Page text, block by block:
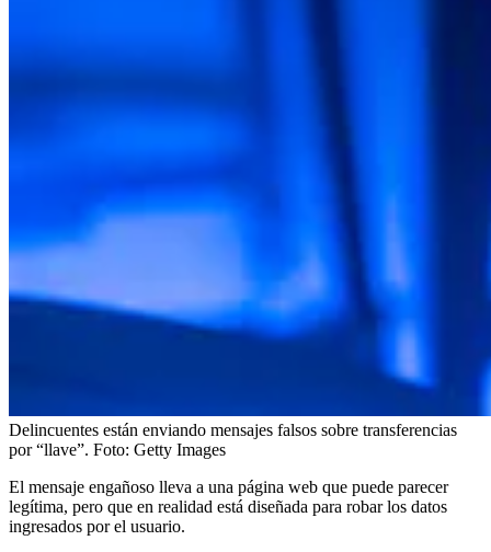
Delincuentes están enviando mensajes falsos sobre transferencias
por “llave”. Foto: Getty Images
El mensaje engañoso lleva a una página web que puede parecer
legítima, pero que en realidad está diseñada para robar los datos
ingresados por el usuario.